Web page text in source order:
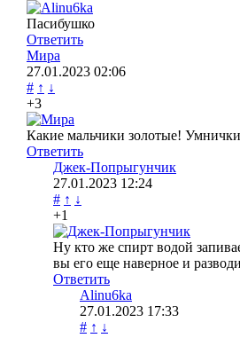
Пасибушко
Ответить
Мира
27.01.2023 02:06
# ↑ ↓
+3
Какие мальчики золотые!
Ответить
Джек-Попрыгунчик
27.01.2023 12:24
# ↑ ↓
+1
Ну кто же спирт водой
вы его еще наверное и
Ответить
Alinu6ka
27.01.2023 17:33
# ↑ ↓